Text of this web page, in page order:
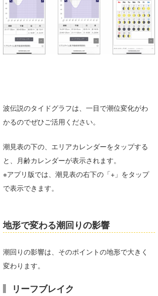
波伝説のタイドグラフは、一目で潮位変化がわ
かるのでぜひご活用ください。
潮見表の下の、エリアカレンダーをタップする
と、月齢カレンダーが表示されます。
※アプリ版では、潮見表の右下の「+」をタップ
で表示できます。
地形で変わる潮回りの影響
潮回りの影響は、そのポイントの地形で大きく
変わります。
リーフブレイク